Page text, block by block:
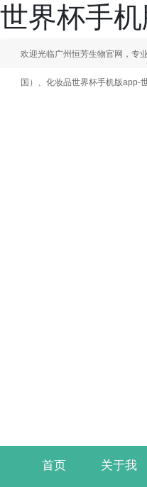
世界杯手
欢迎光临广州恒芳生物官网，专
国）、化妆品世界杯手机版app-
首页 关于我